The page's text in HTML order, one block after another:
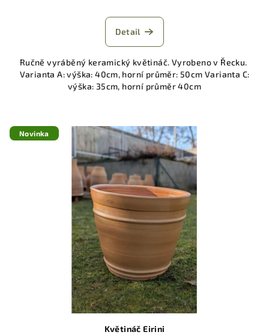
Detail
Ručně vyráběný keramický květináč. Vyrobeno v Řecku.
Varianta A: výška: 40cm, horní průměr: 50cm Varianta C:
výška: 35cm, horní průměr 40cm
Novinka
Květináč Eirini